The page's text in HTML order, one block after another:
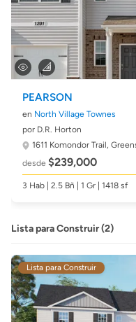
PEARSON
en North Village Townes
por D.R. Horton
1611 Komondor Trail,
desde $239,000
3 Hab | 2.5 Bñ | 1 Gr | 1418 sf
Lista para Construir (2)
Lista para Construir